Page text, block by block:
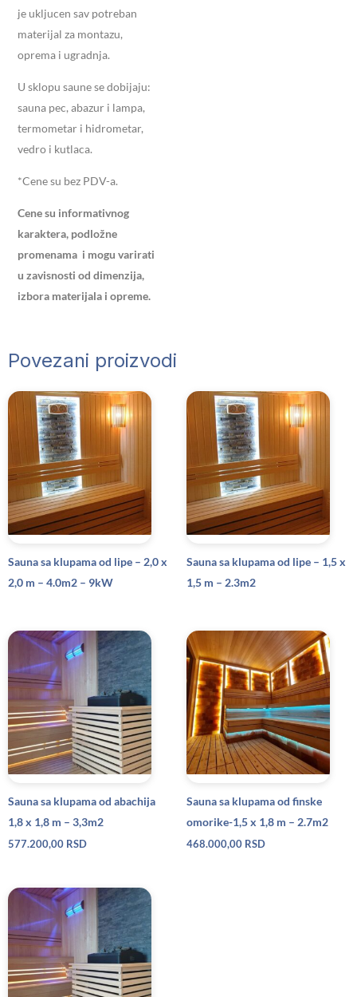
je ukljucen sav potreban
materijal za montazu,
oprema i ugradnja.
U sklopu saune se dobijaju:
sauna pec, abazur i lampa,
termometar i hidrometar,
vedro i kutlaca.
*Cene su bez PDV-a.
Cene su informativnog
karaktera, podložne
promenama i mogu varirati
u zavisnosti od dimenzija,
izbora materijala i opreme.
Povezani proizvodi
Sauna sa klupama od lipe – 2,0 x
2,0 m – 4.0m2 – 9kW
Sauna sa klupama od lipe – 1,5 x
1,5 m – 2.3m2
Sauna sa klupama od abachija
1,8 x 1,8 m – 3,3m2
577.200,00 RSD
Sauna sa klupama od finske
omorike-1,5 x 1,8 m – 2.7m2
468.000,00 RSD